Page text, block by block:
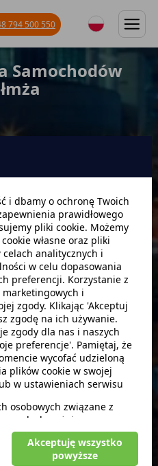
Samochodów
Godzina
Godzina
rezerwacji
794 500 550
i dbamy o ochronę Twoich
prawidłowego
pliki cookie. Możemy
własne oraz pliki
analitycznych i
w celu dopasowania
preferencji. Korzystanie z
i
zgody. Klikając 'Akceptuj
zgodę na ich używanie.
zgody dla nas i naszych
preferencje'. Pamiętaj, że
wycofać udzieloną
plików cookie w swojej
w ustawieniach serwisu
osobowych związane z
w celach wyżej
przez CarFree sp. z o.o. z
ul. Cybernetyki 5,
W niektórych
Akceptuję wszystko
powyższe